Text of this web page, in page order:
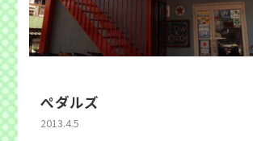
ぺダルズ
2013.4.5